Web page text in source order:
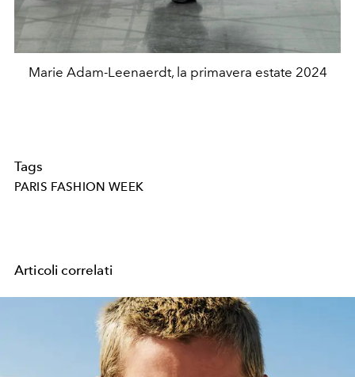
Marie Adam-Leenaerdt, la primavera estate 2024
Tags
PARIS FASHION WEEK
Articoli correlati